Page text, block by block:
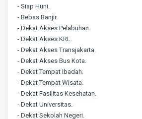
- Siap Huni.
- Bebas Banjir.
- Dekat Akses Pelabuhan.
- Dekat Akses KRL.
- Dekat Akses Transjakarta.
- Dekat Akses Bus Kota.
- Dekat Tempat Ibadah.
- Dekat Tempat Wisata.
- Dekat Fasilitas Kesehatan.
- Dekat Universitas.
- Dekat Sekolah Negeri.